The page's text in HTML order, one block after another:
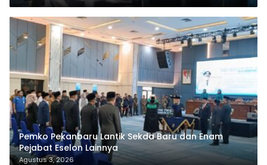
Pemko Pekanbaru Lantik Sekda Baru dan Enam
Pejabat Eselon Lainnya
Agustus 3, 2026